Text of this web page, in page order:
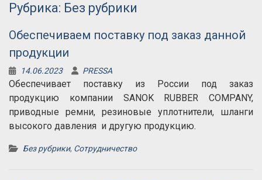
Рубрика: Без рубрики
Обеспечиваем поставку под заказ данной
продукции
14.06.2023 PRESSA
Обеспечивает поставку из России под заказ
продукцию компании SANOK RUBBER COMPANY,
приводные ремни, резиновые уплотнители, шланги
высокого давления и другую продукцию.
Без рубрики, Сотрудничество